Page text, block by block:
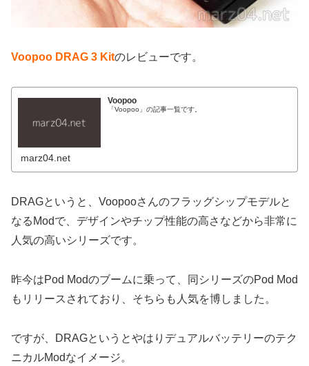
Voopoo DRAG 3 Kitのレビューです。
Voopoo
「Voopoo」の記事一覧です。
marz04.net
DRAGというと、Voopooさんのフラッグシップモデルと
なるModで、デザインやチップ性能の高さなどから非常に
人気の高いシリーズです。
昨今はPod Modのブームに乗って、同シリーズのPod Mod
もリリースされており、そちらも人気を博しました。
ですが、DRAGというとやはりデュアルバッテリーのテク
ニカルModなイメージ。